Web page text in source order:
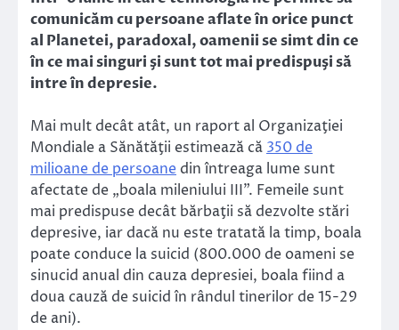
comunicăm cu persoane aflate în orice punct
al Planetei, paradoxal, oamenii se simt din ce
în ce mai singuri şi sunt tot mai predispuşi să
intre în depresie.
Mai mult decât atât, un raport al Organizaţiei
Mondiale a Sănătăţii estimează că 350 de
milioane de persoane din întreaga lume sunt
afectate de „boala mileniului III”. Femeile sunt
mai predispuse decât bărbaţii să dezvolte stări
depresive, iar dacă nu este tratată la timp, boala
poate conduce la suicid (800.000 de oameni se
sinucid anual din cauza depresiei, boala fiind a
doua cauză de suicid în rândul tinerilor de 15-29
de ani).